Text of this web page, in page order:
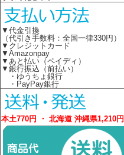
▼代金引換
（代引き手数料：全国一律330円）
▼クレジットカード
▼Amazonpay
▼あと払い（ペイディ）
▼銀行振込（前払い）
・ゆうちょ銀行
・PayPay銀行
本土770円 ・ 北海道 沖縄県1,210円